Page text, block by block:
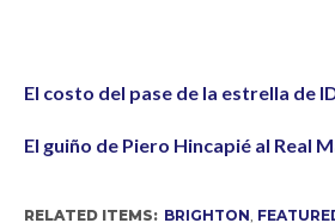
El costo del pase de la estrella de
El guiño de Piero Hincapié al Real
RELATED ITEMS: BRIGHTON